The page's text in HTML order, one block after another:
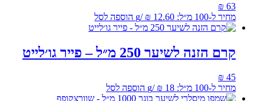
₪ 63
מחיר ל-100 מ״ל:
₪ 12.60
/
g הוספה לסל
קרם הזנה לשיער 250 מ״ל – פייר גו׳לייט
₪ 45
מחיר ל-100 מ״ל:
₪ 18
/
g הוספה לסל